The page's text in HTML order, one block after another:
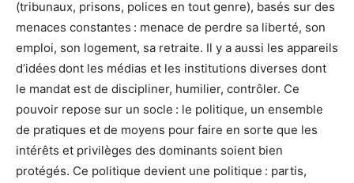
(tribunaux, prisons, polices en tout genre), basés sur des
menaces constantes : menace de perdre sa liberté, son
emploi, son logement, sa retraite. Il y a aussi les appareils
d’idées dont les médias et les institutions diverses dont
le mandat est de discipliner, humilier, contrôler. Ce
pouvoir repose sur un socle : le politique, un ensemble
de pratiques et de moyens pour faire en sorte que les
intérêts et privilèges des dominants soient bien
protégés. Ce politique devient une politique : partis,